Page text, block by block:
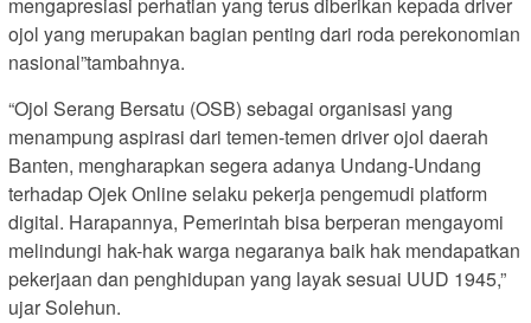
mengapresiasi perhatian yang terus diberikan kepada driver
ojol yang merupakan bagian penting dari roda perekonomian
nasional”tambahnya.
“Ojol Serang Bersatu (OSB) sebagai organisasi yang
menampung aspirasi dari temen-temen driver ojol daerah
Banten, mengharapkan segera adanya Undang-Undang
terhadap Ojek Online selaku pekerja pengemudi platform
digital. Harapannya, Pemerintah bisa berperan mengayomi
melindungi hak-hak warga negaranya baik hak mendapatkan
pekerjaan dan penghidupan yang layak sesuai UUD 1945,”
ujar Solehun.